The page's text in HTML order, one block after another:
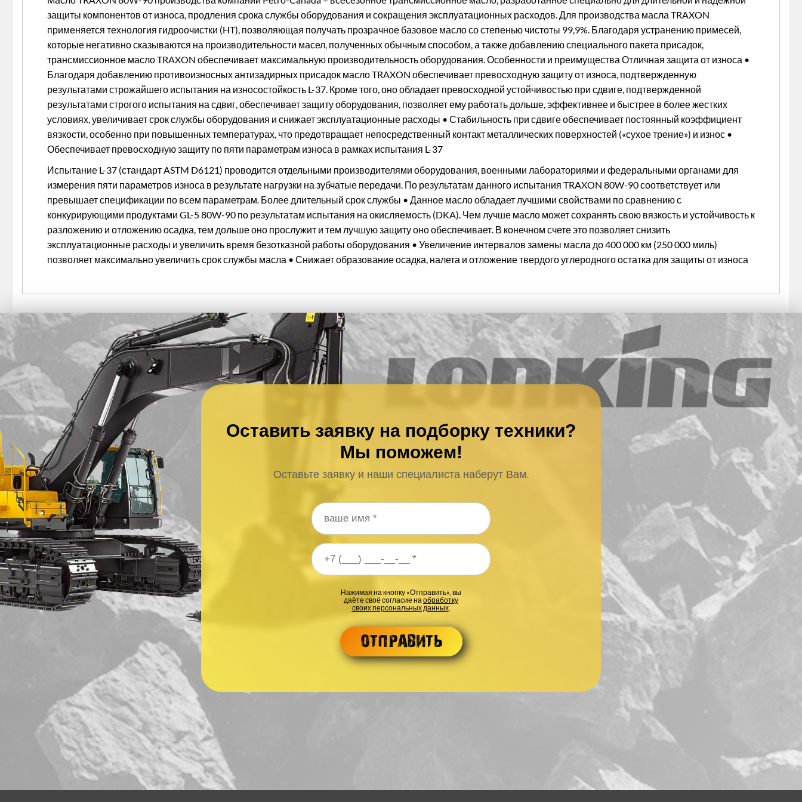
защиты компонентов от износа, продления срока службы оборудования и сокращения эксплуатационных расходов. Для производства масла TRAXON
применяется технология гидроочистки (HT), позволяющая получать прозрачное базовое масло со степенью чистоты 99,9%. Благодаря устранению примесей,
которые негативно сказываются на производительности масел, полученных обычным способом, а также добавлению специального пакета присадок,
трансмиссионное масло TRAXON обеспечивает максимальную производительность оборудования. Особенности и преимущества Отличная защита от износа •
Благодаря добавлению противоизносных антизадирных присадок масло TRAXON обеспечивает превосходную защиту от износа, подтвержденную
результатами строжайшего испытания на износостойкость L-37. Кроме того, оно обладает превосходной устойчивостью при сдвиге, подтвержденной
результатами строгого испытания на сдвиг, обеспечивает защиту оборудования, позволяет ему работать дольше, эффективнее и быстрее в более жестких
условиях, увеличивает срок службы оборудования и снижает эксплуатационные расходы • Стабильность при сдвиге обеспечивает постоянный коэффициент
вязкости, особенно при повышенных температурах, что предотвращает непосредственный контакт металлических поверхностей («сухое трение») и износ •
Обеспечивает превосходную защиту по пяти параметрам износа в рамках испытания L-37
Испытание L-37 (стандарт ASTM D6121) проводится отдельными производителями оборудования, военными лабораториями и федеральными органами для
измерения пяти параметров износа в результате нагрузки на зубчатые передачи. По результатам данного испытания TRAXON 80W-90 соответствует или
превышает спецификации по всем параметрам. Более длительный срок службы • Данное масло обладает лучшими свойствами по сравнению с
конкурирующими продуктами GL-5 80W-90 по результатам испытания на окисляемость (DKA). Чем лучше масло может сохранять свою вязкость и устойчивость к
разложению и отложению осадка, тем дольше оно прослужит и тем лучшую защиту оно обеспечивает. В конечном счете это позволяет снизить
эксплуатационные расходы и увеличить время безотказной работы оборудования • Увеличение интервалов замены масла до 400 000 км (250 000 миль)
позволяет максимально увеличить срок службы масла • Снижает образование осадка, налета и отложение твердого углеродного остатка для защиты от износа
Оставить заявку на подборку техники?
Мы поможем!
Оставьте заявку и наши специалиста наберут Вам.
Ваш номер телефона
Нажимая на кнопку «Отправить», вы
даёте своё согласие на обработку
своих персональных данных.